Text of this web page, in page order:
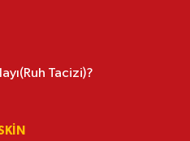
Tacizi)?